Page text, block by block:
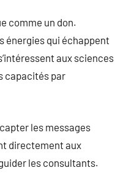
comme un don.
énergies qui échappent
aux sciences
capacités par
les messages
directement aux
les consultants.